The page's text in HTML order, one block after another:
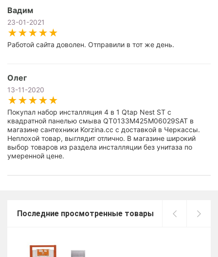
Вадим
23-01-2021
Работой сайта доволен. Отправили в тот же день.
Олег
13-11-2020
Покупал набор инсталляция 4 в 1 Qtap Nest ST с
квадратной панелью смыва QT0133M425M06029SAT в
магазине сантехники Korzina.cc с доставкой в Черкассы.
Неплохой товар, выглядит отлично. В магазине широкий
выбор товаров из раздела инсталляции без унитаза по
умеренной цене.
Последние просмотренные товары